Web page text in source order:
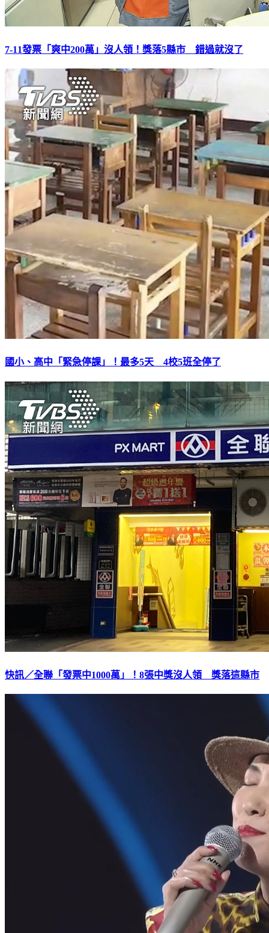
7-11發票「爽中200萬」沒人領！獎落5縣市 錯過就沒了
國小、高中「緊急停課」！最多5天 4校5班全停了
快訊／全聯「發票中1000萬」！8張中獎沒人領 獎落這縣市